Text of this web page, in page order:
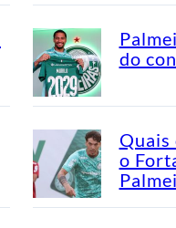
do
Quais
o